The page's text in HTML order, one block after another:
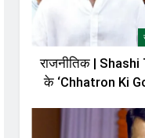
राजनीतिक |
के ‘Chhatron Ki